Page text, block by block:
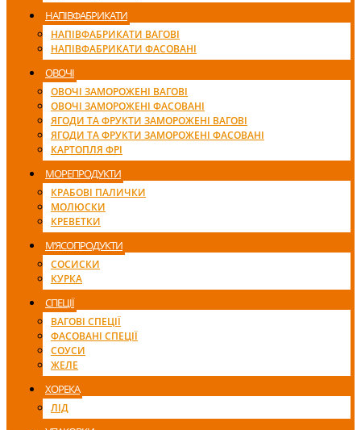
НАПІВФАБРИКАТИ
НАПІВФАБРИКАТИ ВАГОВІ
НАПІВФАБРИКАТИ ФАСОВАНІ
ОВОЧІ
ОВОЧІ ЗАМОРОЖЕНІ ВАГОВІ
ОВОЧІ ЗАМОРОЖЕНІ ФАСОВАНІ
ЯГОДИ ТА ФРУКТИ ЗАМОРОЖЕНІ ВАГОВІ
ЯГОДИ ТА ФРУКТИ ЗАМОРОЖЕНІ ФАСОВАНІ
КАРТОПЛЯ ФРІ
МОРЕПРОДУКТИ
КРАБОВІ ПАЛИЧКИ
МОЛЮСКИ
КРЕВЕТКИ
М’ЯСОПРОДУКТИ
СОСИСКИ
КУРКА
СПЕЦІЇ
ВАГОВІ СПЕЦІЇ
ФАСОВАНІ СПЕЦІЇ
СОУСИ
ЖЕЛЕ
ХОРЕКА
ЛІД